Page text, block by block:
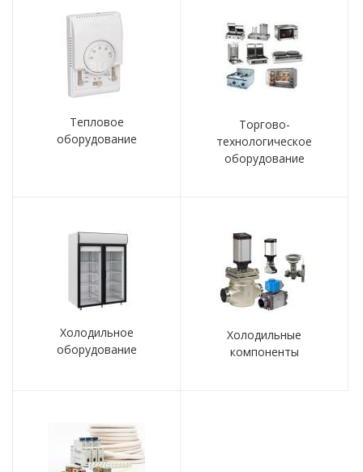
Тепловое
оборудование
Торгово-
технологическое
оборудование
Холодильное
оборудование
Холодильные
компоненты